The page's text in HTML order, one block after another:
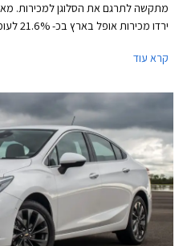
מתקשה לתרגם את הסלוגן למכירות.
ירדו
מסירות רכבים בלבד מתחילת השנה.
קרא עוד